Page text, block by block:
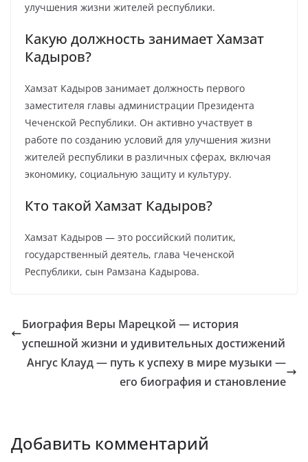
улучшения жизни жителей республики.
Какую должность занимает Хамзат
Кадыров?
Хамзат Кадыров занимает должность первого
заместителя главы администрации Президента
Чеченской Республики. Он активно участвует в
работе по созданию условий для улучшения жизни
жителей республики в различных сферах, включая
экономику, социальную защиту и культуру.
Кто такой Хамзат Кадыров?
Хамзат Кадыров — это российский политик,
государственный деятель, глава Чеченской
Республики, сын Рамзана Кадырова.
Биография Веры Марецкой — история
успешной жизни и удивительных достижений
Ангус Клауд — путь к успеху в мире музыки —
его биография и становление
Добавить комментарий